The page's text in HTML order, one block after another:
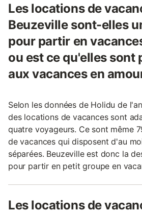
Les locations de
Beuzeville sont-elles
pour partir en
ou est ce qu'elles sont
aux vacances en
Selon les données de Holidu de
des locations de vacances sont
quatre voyageurs. Ce sont même
de vacances qui disposent d'au
séparées. Beuzeville est donc la
pour partir en petit groupe en
Les locations de